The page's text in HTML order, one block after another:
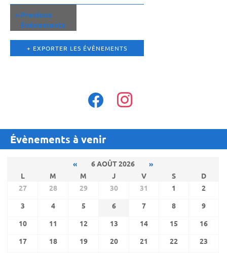
«Previous
Événements
+ EXPORTER LES ÉVÈNEMENTS
facebook instagram
Évènements à venir
« 6 AOÛT 2026
»
L
M M J V S
D
27
28 29 30 31 1
2
3
4 5 6 7 8
9
10
11 12 13 14 15
16
17
18 19 20 21 22
23